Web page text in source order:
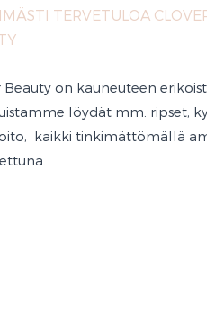
TERVETULOA
Beauty on kauneuteen
löydät mm. ripset,
kaikki tinkimättömällä